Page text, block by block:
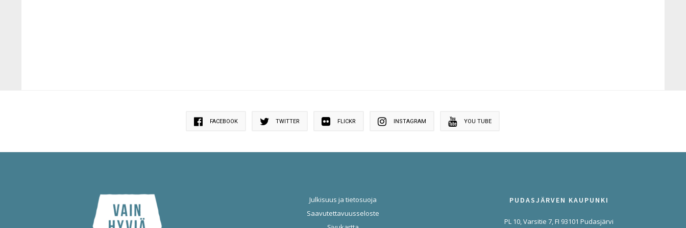
FACEBOOK TWITTER FLICKR INSTAGRAM YOU TUBE
Julkisuus ja tietosuoja
Saavutettavuusseloste
PUDASJÄRVEN KAUPUNKI
PL 10, Varsitie 7, FI 93101 Pudasjärvi